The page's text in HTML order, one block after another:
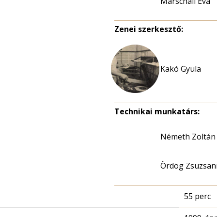
Zenei szerkesztő:
Kakó Gyula
Technikai munkatárs:
Németh Zoltán
Ördög
55 perc